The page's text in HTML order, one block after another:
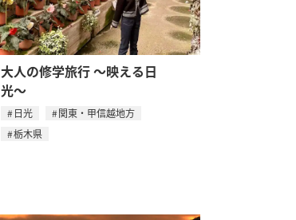
大人の修学旅行 〜映える日
光〜
日光
関東・甲信越地方
栃木県